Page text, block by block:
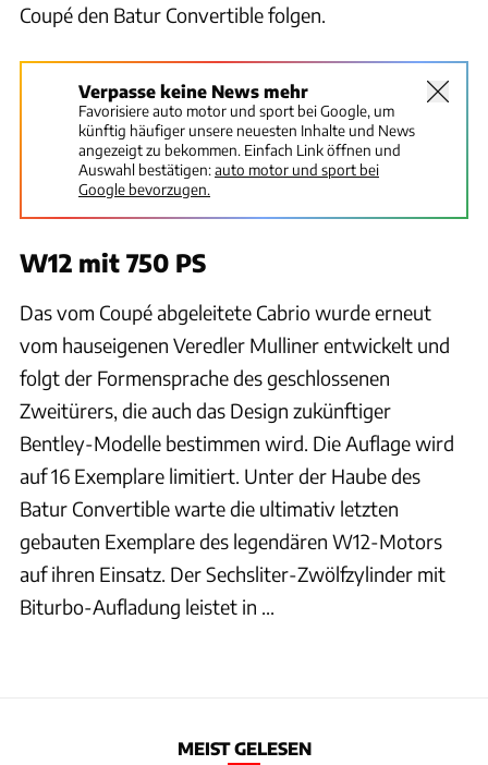
Coupé den Batur Convertible folgen.
Verpasse keine News mehr
Favorisiere auto motor und sport bei Google, um
künftig häufiger unsere neuesten Inhalte und News
angezeigt zu bekommen. Einfach Link öffnen und
Auswahl bestätigen:auto motor und sport bei
Google bevorzugen.
W12 mit 750 PS
Das vom Coupé abgeleitete Cabrio wurde erneut
vom hauseigenen Veredler Mulliner entwickelt und
folgt der Formensprache des geschlossenen
Zweitürers, die auch das Design zukünftiger
Bentley-Modelle bestimmen wird. Die Auflage wird
auf 16 Exemplare limitiert. Unter der Haube des
Batur Convertible warte die ultimativ letzten
gebauten Exemplare des legendären W12-Motors
auf ihren Einsatz. Der Sechsliter-Zwölfzylinder mit
Biturbo-Aufladung leistet in ...
MEIST GELESEN